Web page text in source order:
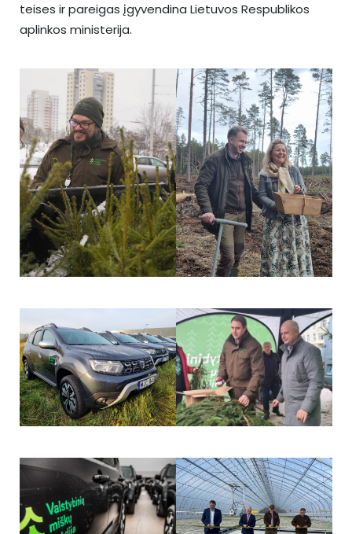
teises ir pareigas įgyvendina Lietuvos Respublikos
aplinkos ministerija.